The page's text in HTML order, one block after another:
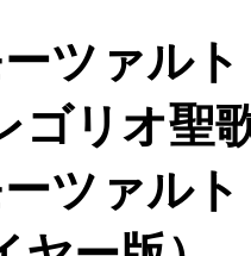
ーツァル
ゴリオ聖
ーツァル